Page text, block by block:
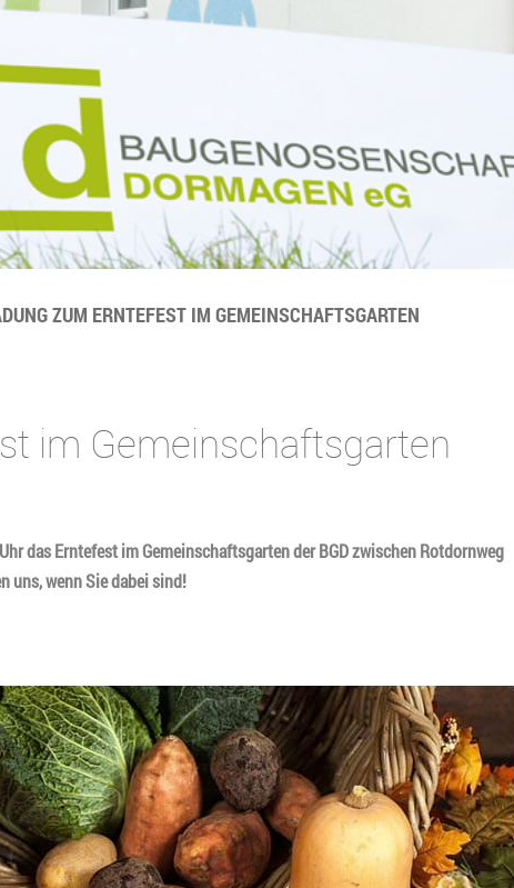
ZUM ERNTEFEST IM GEMEINSCHAFTSGARTEN
im Gemeinschaftsgarten
das Erntefest im Gemeinschaftsgarten der BGD zwischen Rotdornweg
uns, wenn Sie dabei sind!